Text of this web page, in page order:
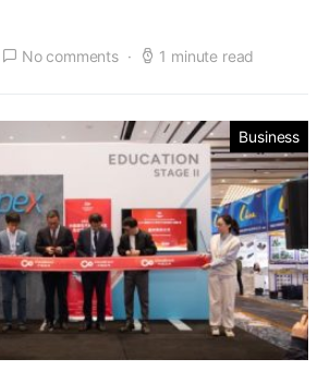
No comments 1 minute read
Business